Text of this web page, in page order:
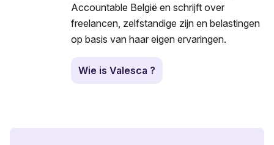
Accountable België en schrijft over
freelancen, zelfstandige zijn en belastingen
op basis van haar eigen ervaringen.
Wie is Valesca ?